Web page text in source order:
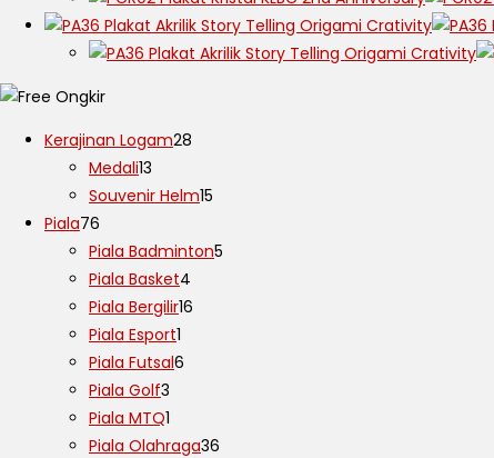
Kerajinan Logam28
Medali13
Souvenir Helm15
Piala76
Piala Badminton5
Piala Basket4
Piala Bergilir16
Piala Esport1
Piala Futsal6
Piala Golf3
Piala MTQ1
Piala Olahraga36